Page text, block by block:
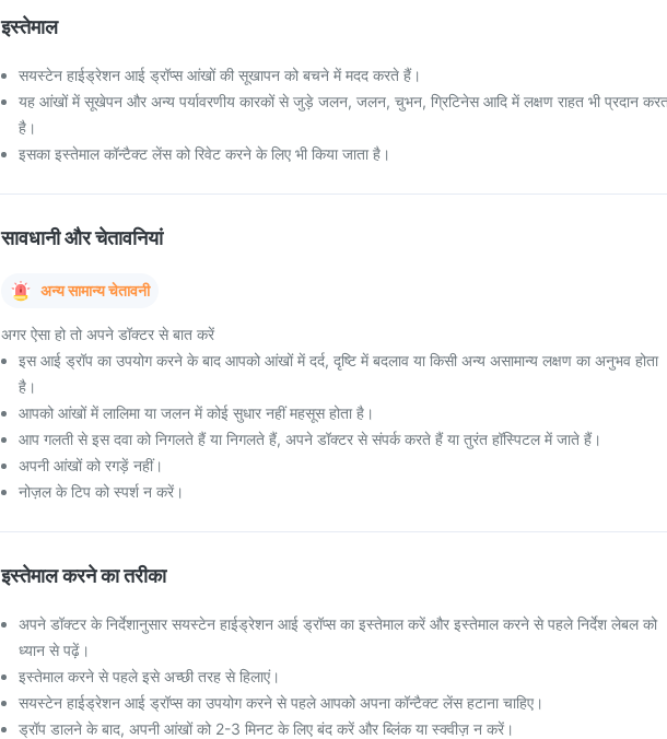
इस्तेमाल
सयस्टेन हाईड्रेशन आई ड्रॉप्स आंखों की सूखापन को बचने में मदद करते हैं।
यह आंखों में सूखेपन और अन्य पर्यावरणीय कारकों से जुड़े जलन, जलन, चुभन, ग्रिटिनेस आदि में लक्षण राहत भी प्रदान
है।
इसका इस्तेमाल कॉन्टैक्ट लेंस को रिवेट करने के लिए भी किया जाता है।
सावधानी और चेतावनियां
अन्य सामान्य चेतावनी
अगर ऐसा हो तो अपने डॉक्टर से बात करें
इस आई ड्रॉप का उपयोग करने के बाद आपको आंखों में दर्द, दृष्टि में बदलाव या किसी अन्य असामान्य लक्षण का अनुभव होता
है।
आपको आंखों में लालिमा या जलन में कोई सुधार नहीं महसूस होता है।
आप गलती से इस दवा को निगलते हैं या निगलते हैं, अपने डॉक्टर से संपर्क करते हैं या तुरंत हॉस्पिटल में जाते हैं।
अपनी आंखों को रगड़ें नहीं।
नोज़ल के टिप को स्पर्श न करें।
इस्तेमाल करने का तरीका
अपने डॉक्टर के निर्देशानुसार सयस्टेन हाईड्रेशन आई ड्रॉप्स का इस्तेमाल करें और इस्तेमाल करने से पहले निर्देश लेबल को
ध्यान से पढ़ें।
इस्तेमाल करने से पहले इसे अच्छी तरह से हिलाएं।
सयस्टेन हाईड्रेशन आई ड्रॉप्स का उपयोग करने से पहले आपको अपना कॉन्टैक्ट लेंस हटाना चाहिए।
ड्रॉप डालने के बाद, अपनी आंखों को 2-3 मिनट के लिए बंद करें और ब्लिंक या स्क्वीज़ न करें।